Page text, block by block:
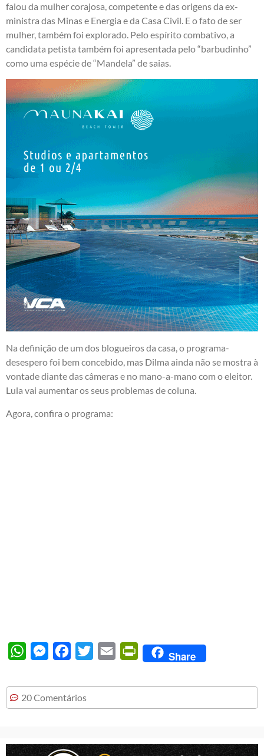
falou da mulher corajosa, competente e das origens da ex-
ministra das Minas e Energia e da Casa Civil. E o fato de ser
mulher, também foi explorado. Pelo espírito combativo, a
candidata petista também foi apresentada pelo “barbudinho”
como uma espécie de “Mandela” de saias.
Na definição de um dos blogueiros da casa, o programa-
desespero foi bem concebido, mas Dilma ainda não se mostra à
vontade diante das câmeras e no mano-a-mano com o eleitor.
Lula vai aumentar os seus problemas de coluna.
Agora, confira o programa:
WhatsAppMessengerFacebook
Twitter Email PrintFriendly
Share
20 Comentários